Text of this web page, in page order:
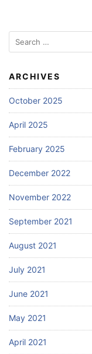
Search
for:
ARCHIVES
October 2025
April 2025
February 2025
December 2022
November 2022
September 2021
August 2021
July 2021
June 2021
May 2021
April 2021